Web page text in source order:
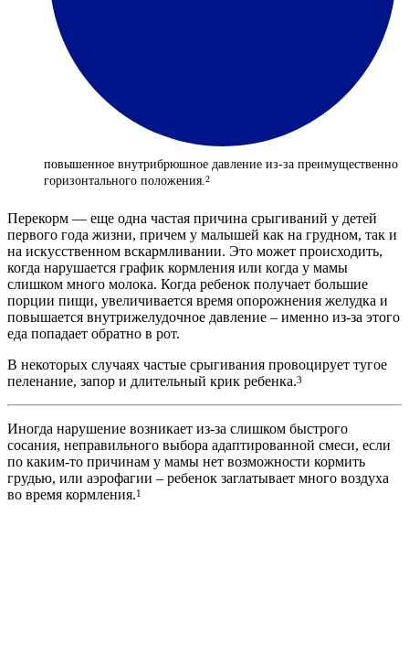
повышенное внутрибрюшное давление из-за преимущественно
горизонтального положения. 2
Перекорм — еще одна частая причина срыгиваний у детей
первого года жизни, причем у малышей как на грудном, так и
на искусственном вскармливании. Это может происходить,
когда нарушается график кормления или когда у мамы
слишком много молока. Когда ребенок получает большие
порции пищи, увеличивается время опорожнения желудка и
повышается внутрижелудочное давление – именно из-за этого
еда попадает обратно в рот.
В некоторых случаях частые срыгивания провоцирует тугое
пеленание, запор и длительный крик ребенка.3
Иногда нарушение возникает из-за слишком быстрого
сосания, неправильного выбора адаптированной смеси, если
по каким-то причинам у мамы нет возможности кормить
грудью, или аэрофагии – ребенок заглатывает много воздуха
во время кормления.1